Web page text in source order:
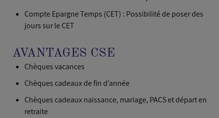
Compte Epargne Temps (CET) : Possibilité de poser des
jours sur le CET
AVANTAGES CSE
Chèques vacances
Chèques cadeaux de fin d’année
Chèques cadeaux naissance, mariage, PACS et départ en
retraite